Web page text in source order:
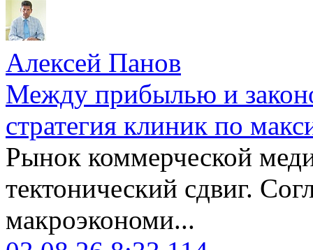
Алексей Панов
Между прибылью и
стратегия клиник по
Рынок коммерческой
тектонический сдвиг.
макроэкономи...